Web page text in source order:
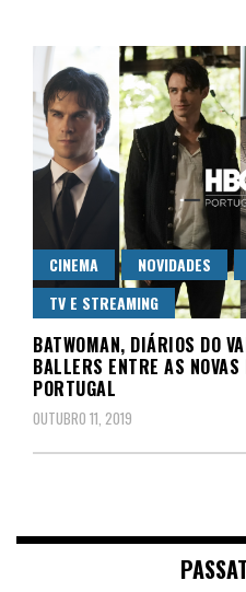
Central Comics
CINEMA NOVIDADES
TV E STREAMING
BATWOMAN, DIÁRIOS DO
BALLERS ENTRE AS
PORTUGAL
OUTUBRO 11, 2019